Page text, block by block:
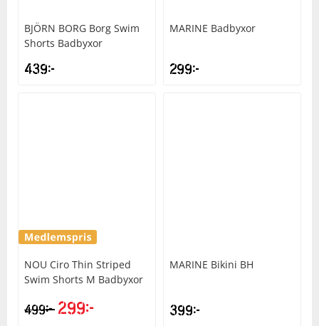
BJÖRN BORG Borg Swim
Shorts Badbyxor
439kr
MARINE Badbyxor
299kr
NOU Ciro Thin Striped
Swim Shorts M Badbyxor
499kr 299kr
MARINE Bikini BH
399kr